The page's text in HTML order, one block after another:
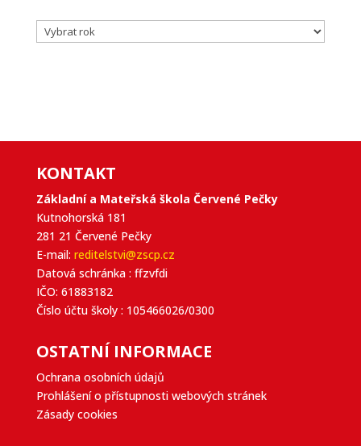
Archivy
KONTAKT
Základní a Mateřská škola Červené Pečky
Kutnohorská 181
281 21 Červené Pečky
E-mail: reditelstvi@zscp.cz
Datová schránka : ffzvfdi
IČO: 61883182
Číslo účtu školy : 105466026/0300
OSTATNÍ INFORMACE
Ochrana osobních údajů
Prohlášení o přístupnosti webových stránek
Zásady cookies